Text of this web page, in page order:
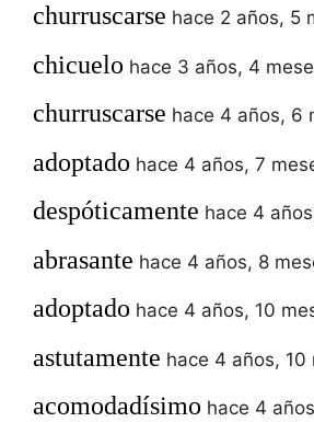
churruscarse hace 2 años, 5
chicuelo hace 3 años, 4
churruscarse hace 4 años, 6
adoptado hace 4 años, 7
despóticamente hace 4
abrasante hace 4 años, 8
adoptado hace 4 años, 10
astutamente hace 4 años, 10
acomodadísimo hace 4